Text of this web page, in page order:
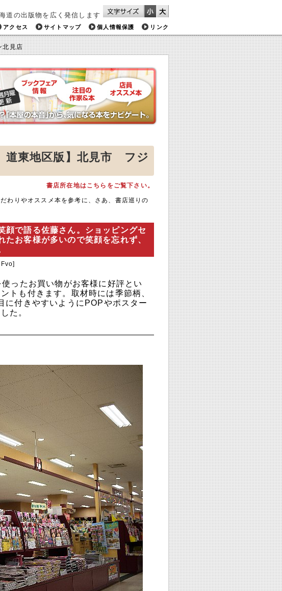
道の出版物を広く発信します
アクセス サイトマップ 個人情報保護 リンク
北見店
道東地区版】北見市 フジ
書店所在地はこちらをご覧下さい。
わりやオススメ本を参考に、さあ、書店巡りの
顔で語る佐藤さん。ショッピングセ
お客様が多いので笑顔を忘れず、
ったお買い物がお客様に好評とい
トも付きます。取材時には季節柄、
に付きやすいようにPOPやポスター
た。